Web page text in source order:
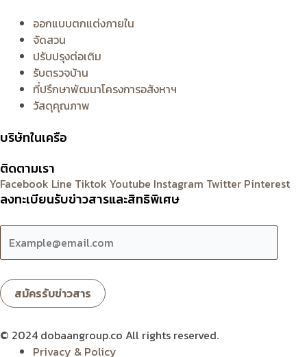
ออกแบบตกแต่งภายใน
จัดสวน
ปรับปรุงต่อเติม
รับตรวจบ้าน
ที่ปรึกษาพัฒนาโครงการอสังหาฯ
วัสดุคุณภาพ
บริษัทในเครือ
ติดตามเรา
Facebook Line Tiktok Youtube Instagram Twitter Pinterest
ลงทะเบียนรับข่าวสารและสิทธิพิเศษ
© 2024 dobaangroup.co All rights reserved.
Privacy & Policy